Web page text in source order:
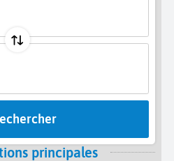
principales